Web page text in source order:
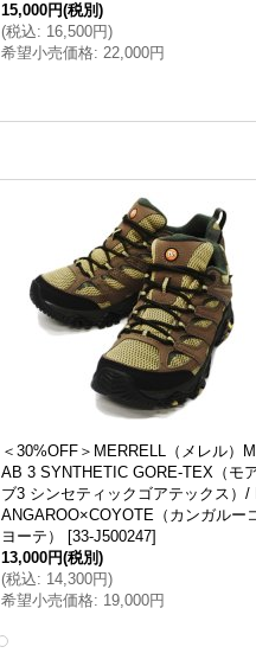
15,000円(税別)
(税込: 16,500円)
希望小売価格: 22,000円